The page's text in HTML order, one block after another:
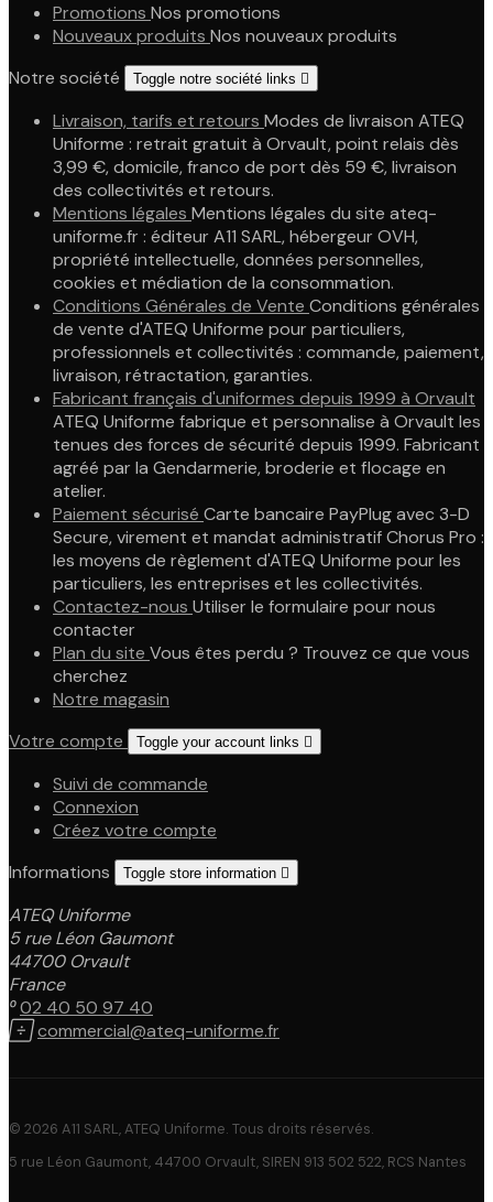
Promotions Nos promotions
Nouveaux produits Nos nouveaux produits
Notre société
Toggle notre société links 
Livraison, tarifs et retours Modes de livraison ATEQ
Uniforme : retrait gratuit à Orvault, point relais dès
3,99 €, domicile, franco de port dès 59 €, livraison
des collectivités et retours.
Mentions légales Mentions légales du site ateq-
uniforme.fr : éditeur A11 SARL, hébergeur OVH,
propriété intellectuelle, données personnelles,
cookies et médiation de la consommation.
Conditions Générales de Vente Conditions générales
de vente d'ATEQ Uniforme pour particuliers,
professionnels et collectivités : commande, paiement,
livraison, rétractation, garanties.
Fabricant français d'uniformes depuis 1999 à Orvault
ATEQ Uniforme fabrique et personnalise à Orvault les
tenues des forces de sécurité depuis 1999. Fabricant
agréé par la Gendarmerie, broderie et flocage en
atelier.
Paiement sécurisé Carte bancaire PayPlug avec 3-D
Secure, virement et mandat administratif Chorus Pro :
les moyens de règlement d'ATEQ Uniforme pour les
particuliers, les entreprises et les collectivités.
Contactez-nous Utiliser le formulaire pour nous
contacter
Plan du site Vous êtes perdu ? Trouvez ce que vous
cherchez
Notre magasin
Votre compte
Toggle your account links 
Suivi de commande
Connexion
Créez votre compte
Informations
Toggle store information 
ATEQ Uniforme
5 rue Léon Gaumont
44700 Orvault
France
02 40 50 97 40
commercial@ateq-uniforme.fr
© 2026 A11 SARL, ATEQ Uniforme. Tous droits réservés.
5 rue Léon Gaumont, 44700 Orvault, SIREN 913 502 522, RCS Nantes